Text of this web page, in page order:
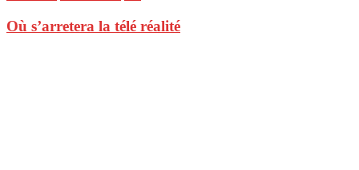
Où s’arretera la télé réalité